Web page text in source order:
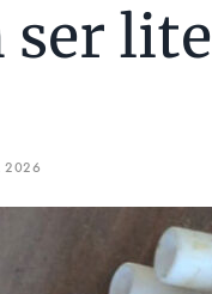
ser lite
2026